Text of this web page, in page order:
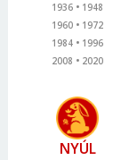
1936
1948
1960
1972
1984
1996
2008
2020
NYÚL